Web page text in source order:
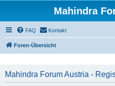
Mahindra
FAQ Kontakt
Foren-Übersicht
Mahindra Forum Austria -